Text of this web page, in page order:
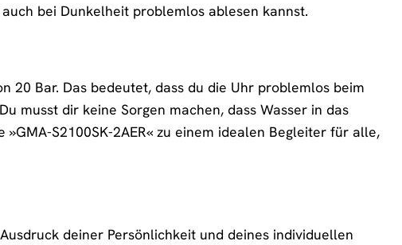
bei Dunkelheit problemlos ablesen kannst.
20 Bar. Das bedeutet, dass du die Uhr problemlos beim
musst dir keine Sorgen machen, dass Wasser in das
S2100SK-2AER« zu einem idealen Begleiter für alle,
deiner Persönlichkeit und deines individuellen